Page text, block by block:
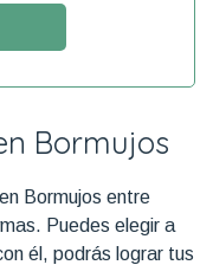
Bormujos
Bormujos entre
Puedes elegir a
él, podrás lograr tus